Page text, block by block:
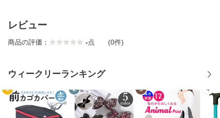
レビュー
商品の評価： -点 (0件)
ウィークリーランキング
1 2 3 4